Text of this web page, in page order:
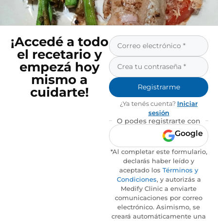
¡Accedé a todo
el recetario y
empezá hoy
mismo a
cuidarte!
Registrarme
¿Ya tenés cuenta? Iniciar
sesión
O podes registrarte con
Google
*Al completar este formulario,
declarás haber leído y
aceptado los Términos y
Condiciones, y autorizás a
Medify Clinic a enviarte
comunicaciones por correo
electrónico. Asimismo, se
creará automáticamente una